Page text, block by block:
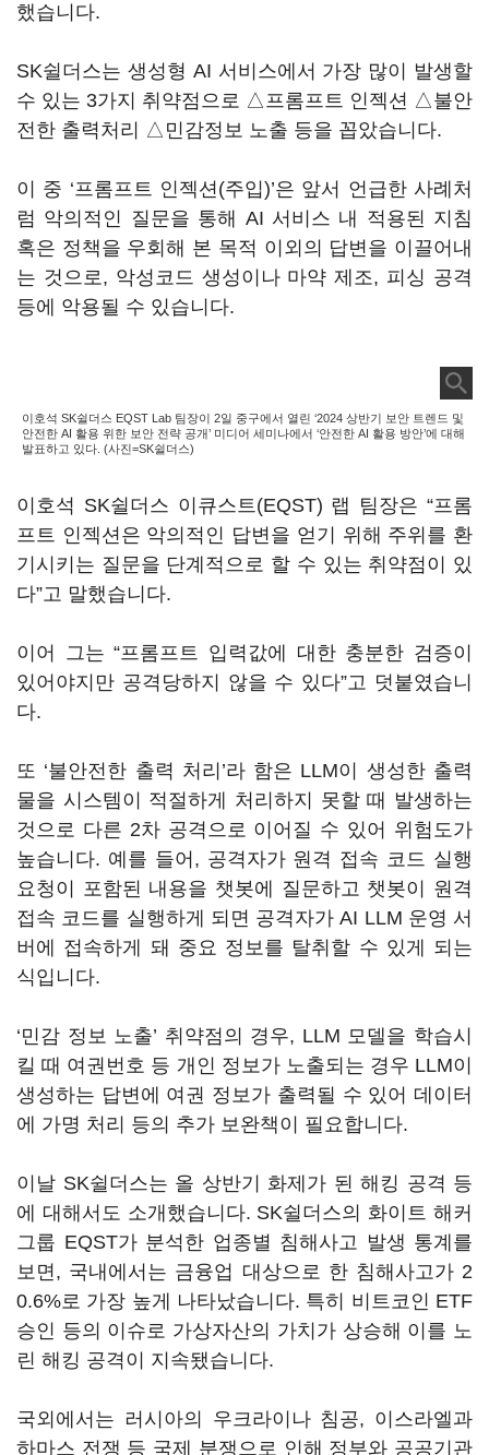
했습니다.
SK쉴더스는 생성형 AI 서비스에서 가장 많이 발생할
수 있는 3가지 취약점으로 △프롬프트 인젝션 △불안
전한 출력처리 △민감정보 노출 등을 꼽았습니다.
이 중 ‘프롬프트 인젝션(주입)’은 앞서 언급한 사례처
럼 악의적인 질문을 통해 AI 서비스 내 적용된 지침
혹은 정책을 우회해 본 목적 이외의 답변을 이끌어내
는 것으로, 악성코드 생성이나 마약 제조, 피싱 공격
등에 악용될 수 있습니다.
이호석 SK쉴더스 EQST Lab 팀장이 2일 중구에서 열린 ‘2024 상반기 보안 트렌드 및
안전한 AI 활용 위한 보안 전략 공개’ 미디어 세미나에서 ‘안전한 AI 활용 방안’에 대해
발표하고 있다. (사진=SK쉴더스)
이호석 SK쉴더스 이큐스트(EQST) 랩 팀장은 “프롬
프트 인젝션은 악의적인 답변을 얻기 위해 주위를 환
기시키는 질문을 단계적으로 할 수 있는 취약점이 있
다”고 말했습니다.
이어 그는 “프롬프트 입력값에 대한 충분한 검증이
있어야지만 공격당하지 않을 수 있다”고 덧붙였습니
다.
또 ‘불안전한 출력 처리’라 함은 LLM이 생성한 출력
물을 시스템이 적절하게 처리하지 못할 때 발생하는
것으로 다른 2차 공격으로 이어질 수 있어 위험도가
높습니다. 예를 들어, 공격자가 원격 접속 코드 실행
요청이 포함된 내용을 챗봇에 질문하고 챗봇이 원격
접속 코드를 실행하게 되면 공격자가 AI LLM 운영 서
버에 접속하게 돼 중요 정보를 탈취할 수 있게 되는
식입니다.
‘민감 정보 노출’ 취약점의 경우, LLM 모델을 학습시
킬 때 여권번호 등 개인 정보가 노출되는 경우 LLM이
생성하는 답변에 여권 정보가 출력될 수 있어 데이터
에 가명 처리 등의 추가 보완책이 필요합니다.
이날 SK쉴더스는 올 상반기 화제가 된 해킹 공격 등
에 대해서도 소개했습니다. SK쉴더스의 화이트 해커
그룹 EQST가 분석한 업종별 침해사고 발생 통계를
보면, 국내에서는 금융업 대상으로 한 침해사고가 2
0.6%로 가장 높게 나타났습니다. 특히 비트코인 ETF
승인 등의 이슈로 가상자산의 가치가 상승해 이를 노
린 해킹 공격이 지속됐습니다.
국외에서는 러시아의 우크라이나 침공, 이스라엘과
하마스 전쟁 등 국제 분쟁으로 인해 정부와 공공기관